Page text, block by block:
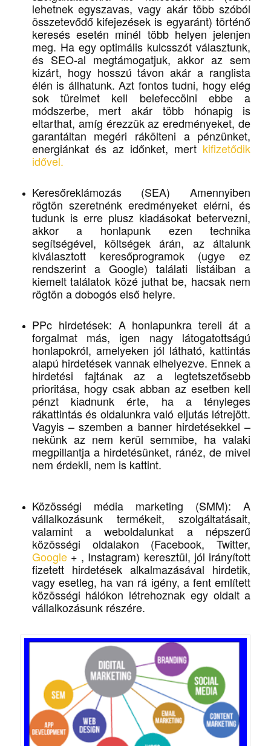
lehetnek egyszavas, vagy akár több szóból
összetevődő kifejezések is egyaránt) történő
keresés esetén minél több helyen jelenjen
meg. Ha egy optimális kulcsszót választunk,
és SEO-al megtámogatjuk, akkor az sem
kizárt, hogy hosszú távon akár a ranglista
élén is állhatunk. Azt fontos tudni, hogy elég
sok türelmet kell belefeccölni ebbe a
módszerbe, mert akár több hónapig is
eltarthat, amíg érezzük az eredményeket, de
garantáltan megéri rákölteni a pénzünket,
energiánkat és az időnket, mert kifizetődik
idővel.
Keresőreklámozás (SEA) Amennyiben
rögtön szeretnénk eredményeket elérni, és
tudunk is erre plusz kiadásokat betervezni,
akkor a honlapunk ezen technika
segítségével, költségek árán, az általunk
kiválasztott keresőprogramok (ugye ez
rendszerint a Google) találati listáiban a
kiemelt találatok közé juthat be, hacsak nem
rögtön a dobogós első helyre.
PPc hirdetések: A honlapunkra tereli át a
forgalmat más, igen nagy látogatottságú
honlapokról, amelyeken jól látható, kattintás
alapú hirdetések vannak elhelyezve. Ennek a
hirdetési fajtának az a legtetszetősebb
prioritása, hogy csak abban az esetben kell
pénzt kiadnunk érte, ha a tényleges
rákattintás és oldalunkra való eljutás létrejött.
Vagyis – szemben a banner hirdetésekkel –
nekünk az nem kerül semmibe, ha valaki
megpillantja a hirdetésünket, ránéz, de mivel
nem érdekli, nem is kattint.
Közösségi média marketing (SMM): A
vállalkozásunk termékeit, szolgáltatásait,
valamint a weboldalunkat a népszerű
közösségi oldalakon (Facebook, Twitter,
Google+ , Instagram) keresztül, jól irányított
fizetett hirdetések alkalmazásával hirdetik,
vagy esetleg, ha van rá igény, a fent említett
közösségi hálókon létrehoznak egy oldalt a
vállalkozásunk részére.